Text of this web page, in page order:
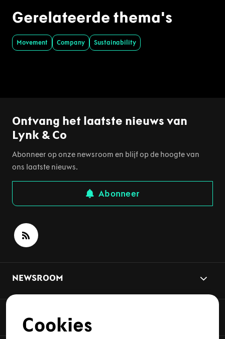
Gerelateerde thema's
Movement Company Sustainability
Ontvang het laatste nieuws van
Lynk & Co
Abonneer op onze newsroom en blijf op de hoogte van
ons laatste nieuws.
Abonneer
NEWSROOM
Cookies